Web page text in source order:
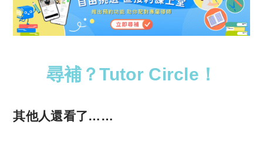
尋補？Tutor Circle！
其他人還看了……